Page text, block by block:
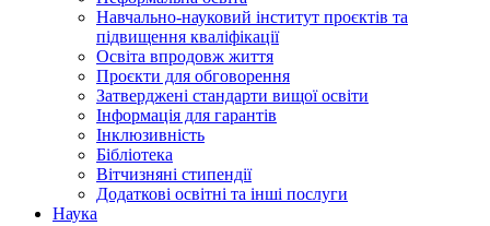
Навчально-науковий інститут проєктів та
підвищення кваліфікації
Освіта впродовж життя
Проєкти для обговорення
Затверджені стандарти вищої освіти
Інформація для гарантів
Інклюзивність
Бібліотека
Вітчизняні стипендії
Додаткові освітні та інші послуги
Наука